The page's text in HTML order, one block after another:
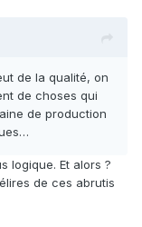
de la qualité, on
de choses qui
de production
logique. Et alors ?
de ces abrutis